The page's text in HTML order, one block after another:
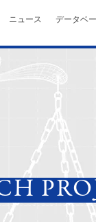
ニュース データベ